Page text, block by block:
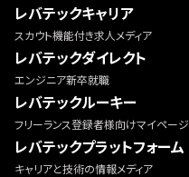
レバテックキャリア
スカウト機能付き求人メディア
レバテックダイレクト
エンジニア新卒就職
レバテックルーキー
フリーランス登録者様向けマイページ
レバテックプラットフォーム
キャリアと技術の情報メディア